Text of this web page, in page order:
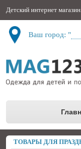
Детский интернет
Ваш город: "
ТОВАРЫ ДЛЯ